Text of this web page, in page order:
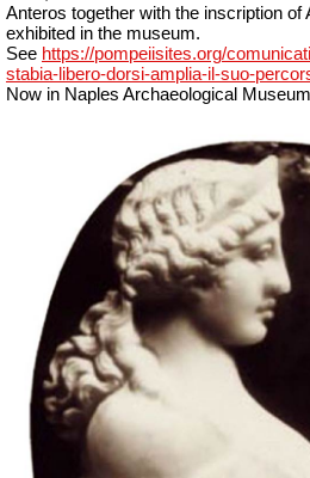
Anteros together with the inscription of
exhibited in the museum.
See https://pompeiisites.org/
stabia-libero-dorsi-amplia-il-suo-
Now in Naples Archaeological